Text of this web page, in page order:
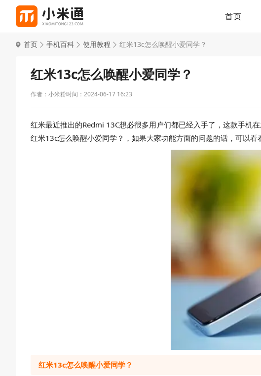
首页
首页 手机百科 使用教程 红米13c怎么唤醒小爱同学？
红米13c怎么唤醒小爱同学？
作者：小米粉时间：2024-06-17 16:23
红米最近推出的Redmi 13C想必很多用户们都已经入手了，这款手机
红米13c怎么唤醒小爱同学？，如果大家功能方面的问题的话，可以看
红米13c怎么唤醒小爱同学？